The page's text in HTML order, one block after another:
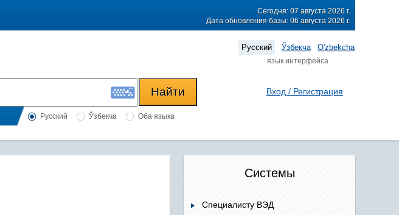
Сегодня: 07 августа 2026 г.
Дата обновления базы: 06 августа 2026 г.
Русский Ўзбекча O'zbekcha
язык интерфейса
Русский Ўзбекча Оба языка
Вход / Регистрация
Системы
Специалисту ВЭД